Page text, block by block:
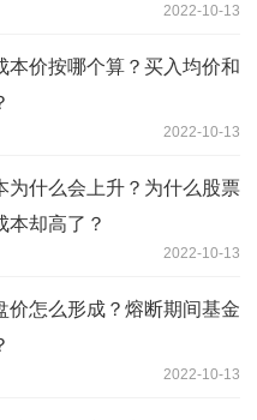
2022-10-13
本价按哪个算？买入均价和
2022-10-13
为什么会上升？为什么股票
本却高了？
2022-10-13
价怎么形成？熔断期间基金
2022-10-13